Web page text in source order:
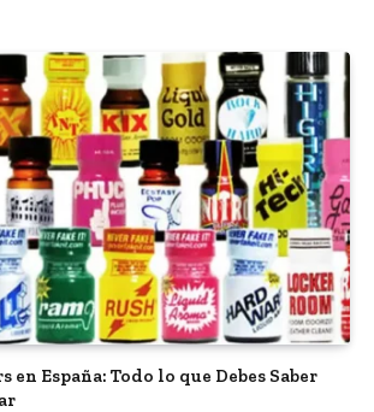
en España: Todo lo que Debes Saber